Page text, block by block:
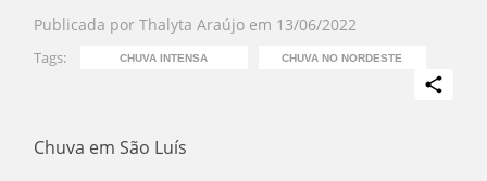
Publicada por Thalyta Araújo em 13/06/2022
Tags: CHUVA INTENSA CHUVA NO NORDESTE
Chuva em São Luís